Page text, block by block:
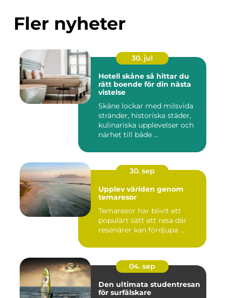
Fler nyheter
30. jul
Hotell skåne så hittar du
rätt boende för din nästa
vistelse
Skåne lockar med milsvida
stränder, historiska städer,
kulinariska upplevelser och
närhet till både ...
30. sep
Upplev världen genom
temaresor
Temaresor har blivit ett
populärt sätt att resa där
resenärer kan fördjupa ...
04. sep
Den ultimata studentresan
för surfälskare